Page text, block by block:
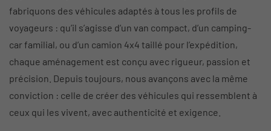
fabriquons des véhicules adaptés à tous les profils de
voyageurs : qu’il s’agisse d’un van compact, d’un camping-
car familial, ou d’un camion 4x4 taillé pour l’expédition,
chaque aménagement est conçu avec rigueur, passion et
précision. Depuis toujours, nous avançons avec la même
conviction : celle de créer des véhicules qui ressemblent à
ceux qui les vivent, avec authenticité et exigence.